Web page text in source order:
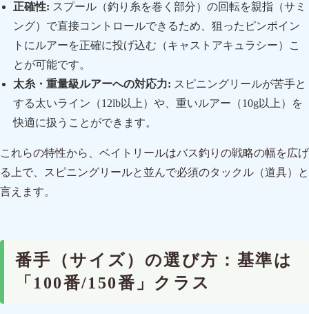
正確性: スプール（釣り糸を巻く部分）の回転を親指（サミ
ング）で直接コントロールできるため、狙ったピンポイン
トにルアーを正確に投げ込む（キャストアキュラシー）こ
とが可能です。
太糸・重量級ルアーへの対応力: スピニングリールが苦手と
する太いライン（12lb以上）や、重いルアー（10g以上）を
快適に扱うことができます。
これらの特性から、ベイトリールはバス釣りの戦略の幅を広げ
る上で、スピニングリールと並んで必須のタックル（道具）と
言えます。
番手（サイズ）の選び方：基準は
「100番/150番」クラス